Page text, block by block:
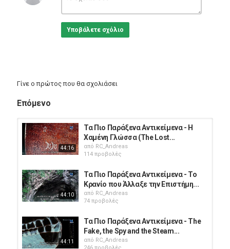
Υποβάλετε σχόλιο
Γίνε ο πρώτος που θα σχολιάσει
Επόμενο
44:16
Τα Πιο Παράξενα Αντικείμενα - Η
Χαμένη Γλώσσα (The Lost...
από RC_Andreas
114 προβολές
44:10
Τα Πιο Παράξενα Αντικείμενα - Το
Κρανίο που Άλλαξε την Επιστήμη...
από RC_Andreas
74 προβολές
44:11
Τα Πιο Παράξενα Αντικείμενα - The
Fake, the Spy and the Steam...
από RC_Andreas
246 προβολές